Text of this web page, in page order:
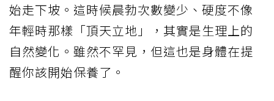
始走下坡。這時候晨勃次數變少、硬度不像
年輕時那樣「頂天立地」，其實是生理上的
自然變化。雖然不罕見，但這也是身體在提
醒你該開始保養了。